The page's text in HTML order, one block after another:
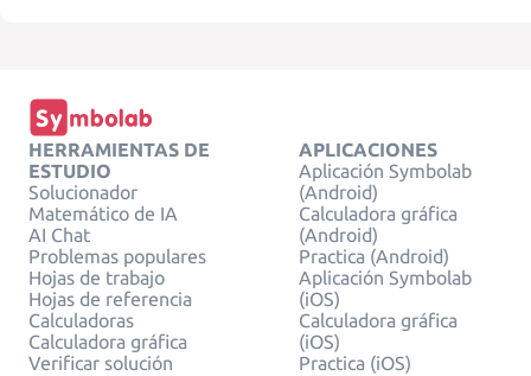
HERRAMIENTAS DE
ESTUDIO
Solucionador
Matemático de IA
AI Chat
Problemas populares
Hojas de trabajo
Hojas de referencia
Calculadoras
Calculadora gráfica
Verificar solución
APLICACIONES
Aplicación Symbolab
(Android)
Calculadora gráfica
(Android)
Practica (Android)
Aplicación Symbolab
(iOS)
Calculadora gráfica
(iOS)
Practica (iOS)